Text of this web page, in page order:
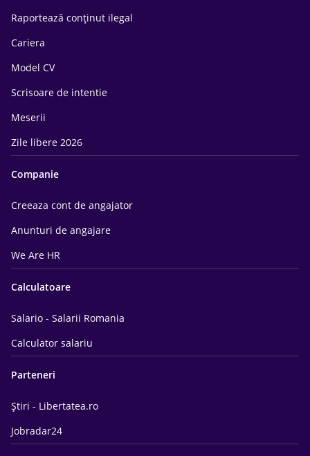
Raportează conținut ilegal
Cariera
Model CV
Scrisoare de intentie
Meserii
Zile libere 2026
Companie
Creeaza cont de angajator
Anunturi de angajare
We Are HR
Calculatoare
Salario - Salarii Romania
Calculator salariu
Parteneri
Știri - Libertatea.ro
Jobradar24